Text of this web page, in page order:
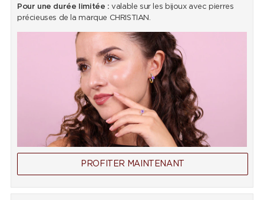
Pour une durée limitée : valable sur les bijoux avec pierres
précieuses de la marque CHRISTIAN.
PROFITER MAINTENANT